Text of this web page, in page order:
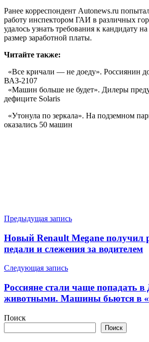
Ранее корреспондент Autonews.ru
работу инспектором ГАИ в различных
удалось узнать требования к кандидату
размер заработной платы.
Читайте также:
«Все кричали — не доеду». Россиянин
ВАЗ-2107
«Машин больше не будет». Дилеры
дефиците Solaris
«Утонула по зеркала». На подземном
оказались 50 машин
Навигация
по
записям
Предыдущая запись
Новый Renault Megane получил
педали и слежения за водителем
Следующая запись
Россияне стали чаще попадать
животными. Машины бьются в
Поиск
Поиск